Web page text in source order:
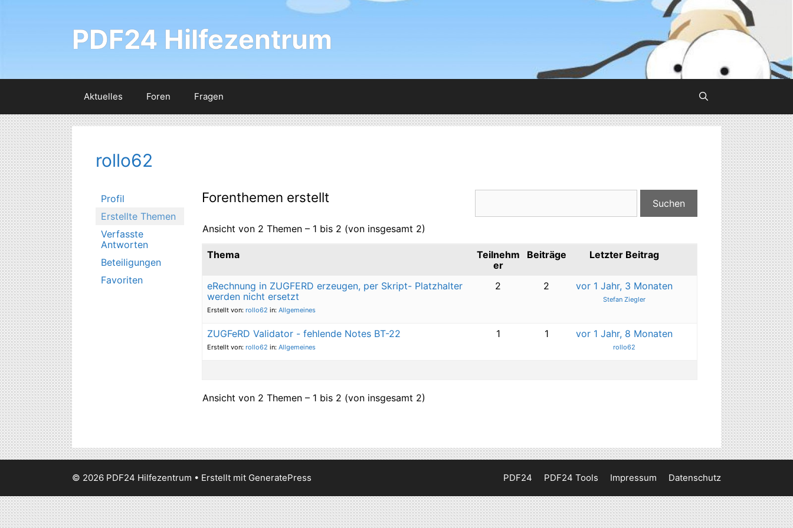
PDF24 Hilfezentrum
Aktuelles Foren Fragen
rollo62
Profil
Erstellte Themen
Verfasste
Antworten
Beteiligungen
Favoriten
Forenthemen erstellt
Ansicht von 2 Themen – 1 bis 2 (von insgesamt 2)
Thema
Teilnehm
er
Beiträge Letzter Beitrag
eRechnung in ZUGFERD erzeugen, per Skript- Platzhalter
werden nicht ersetzt
Erstellt von: rollo62 in: Allgemeines
2 2 vor 1 Jahr, 3 Monaten
Stefan Ziegler
ZUGFeRD Validator - fehlende Notes BT-22
Erstellt von: rollo62 in: Allgemeines
1 1 vor 1 Jahr, 8 Monaten
rollo62
Ansicht von 2 Themen – 1 bis 2 (von insgesamt 2)
PDF24 PDF24 Tools Impressum Datenschutz
© 2026 PDF24 Hilfezentrum • Erstellt mit GeneratePress